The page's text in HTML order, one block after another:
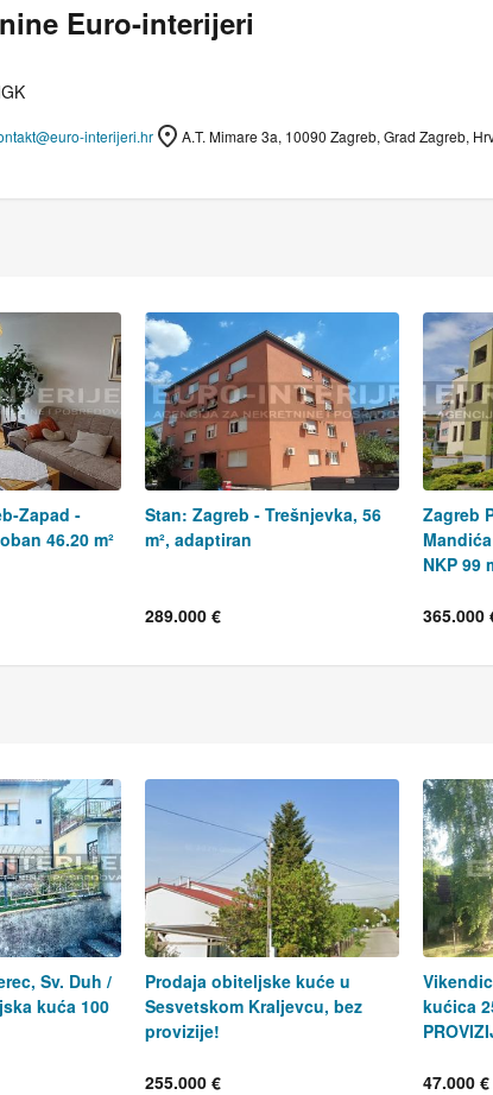
Euro-interijeri
interijeri.hr A.T. Mimare 3a, 10090 Zagreb, Grad Zagreb,
Zapad -
46.20 m²
Stan: Zagreb - Trešnjevka, 56
m², adaptiran
289.000 €
Zagreb
NKP 99
365.000
Sv. Duh /
kuća 100
Prodaja obiteljske kuće u
Sesvetskom Kraljevcu, bez
provizije!
255.000 €
kućica
47.000 €